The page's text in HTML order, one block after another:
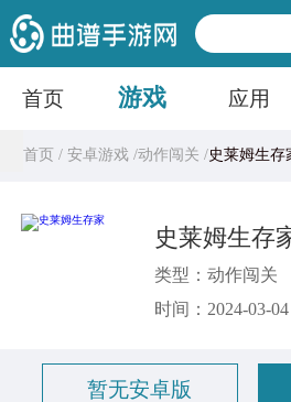
首页 游戏 应用
首页 /安卓游戏 /动作闯关 /史莱姆生存
史莱姆生存
类型：动作闯关
时间：2024-03-
暂无安卓版